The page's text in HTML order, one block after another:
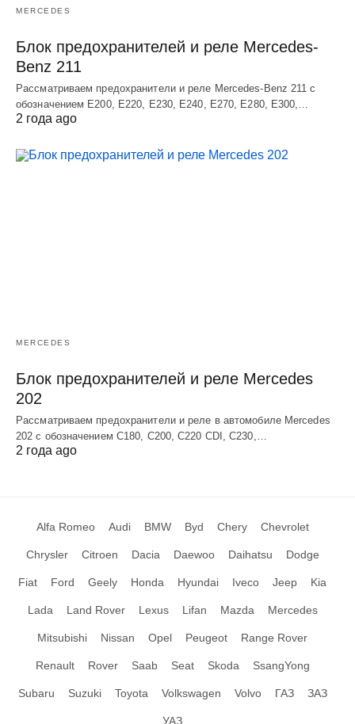
MERCEDES
Блок предохранителей и реле Mercedes-
Benz 211
Рассматриваем предохранители и реле Mercedes-Benz 211 с
обозначением E200, E220, E230, E240, E270, E280, E300,…
2 года ago
MERCEDES
Блок предохранителей и реле Mercedes
202
Рассматриваем предохранители и реле в автомобиле Mercedes
202 с обозначением С180, С200, С220 СDI, С230,…
2 года ago
Alfa Romeo Audi BMW Byd Chery Chevrolet
Chrysler Citroen Dacia Daewoo Daihatsu Dodge
Fiat Ford Geely Honda Hyundai Iveco Jeep Kia
Lada Land Rover Lexus Lifan Mazda Mercedes
Mitsubishi Nissan Opel Peugeot Range Rover
Renault Rover Saab Seat Skoda SsangYong
Subaru Suzuki Toyota Volkswagen Volvo ГАЗ ЗАЗ
УАЗ